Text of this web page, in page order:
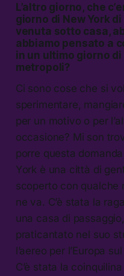
L’altro giorno, che
giorno di New York
venuta sotto casa,
abbiamo pensato a
in un ultimo giorno
metropoli?
Ci sono cose che si
sperimentare,
per un motivo o per
occasione? Mi son
porre questa
York è una città di
scoperto con qualche
ne va. C’è stata la
una casa di
praticantato nel suo
l’aereo per l’Europa
C’è stata la